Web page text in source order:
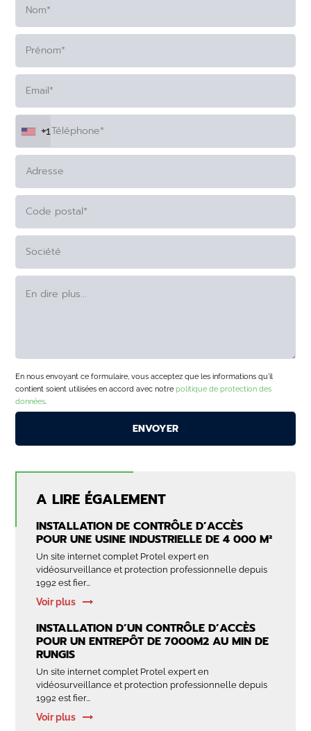
+1
En nous envoyant ce formulaire, vous acceptez que les informations qu'il
contient soient utilisées en accord avec notrepolitique de protection des
données.
ALTERNATIVE:
A LIRE ÉGALEMENT
INSTALLATION DE CONTRÔLE D’ACCÈS
POUR UNE USINE INDUSTRIELLE DE 4 000 M²
Un site internet complet Protel expert en
vidéosurveillance et protection professionnelle depuis
1992 est fier...
Voir plus
INSTALLATION D’UN CONTRÔLE D’ACCÈS
POUR UN ENTREPÔT DE 7000M2 AU MIN DE
RUNGIS
Un site internet complet Protel expert en
vidéosurveillance et protection professionnelle depuis
1992 est fier...
Voir plus